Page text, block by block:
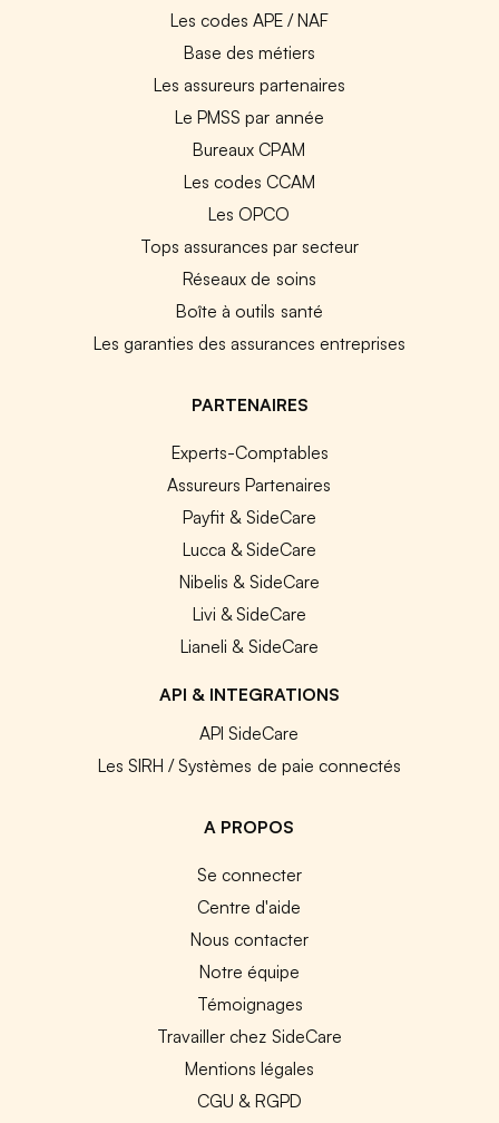
Les codes APE / NAF
Base des métiers
Les assureurs partenaires
Le PMSS par année
Bureaux CPAM
Les codes CCAM
Les OPCO
Tops assurances par secteur
Réseaux de soins
Boîte à outils santé
Les garanties des assurances entreprises
PARTENAIRES
Experts-Comptables
Assureurs Partenaires
Payfit & SideCare
Lucca & SideCare
Nibelis & SideCare
Livi & SideCare
Lianeli & SideCare
API & INTEGRATIONS
API SideCare
Les SIRH / Systèmes de paie connectés
A PROPOS
Se connecter
Centre d'aide
Nous contacter
Notre équipe
Témoignages
Travailler chez SideCare
Mentions légales
CGU & RGPD